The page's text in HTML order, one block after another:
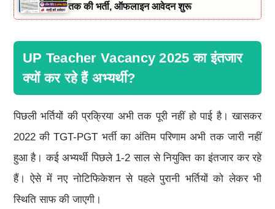
तक की भर्ती, ऑफलाइन आवेदन शुरू
UP Teacher Vacancy 2025 का इंतजार
क्यों कर रहे हैं अभ्यर्थी?
पिछली भर्तियों की प्रक्रिया अभी तक पूरी नहीं हो पाई है। खासकर
2022 की TGT-PGT भर्ती का अंतिम परिणाम अभी तक जारी नहीं
हुआ है। कई अभ्यर्थी पिछले 1-2 साल से नियुक्ति का इंतजार कर रहे
हैं। ऐसे में नए नोटिफिकेशन से पहले पुरानी भर्तियों को लेकर भी
स्थिति साफ की जाएगी।